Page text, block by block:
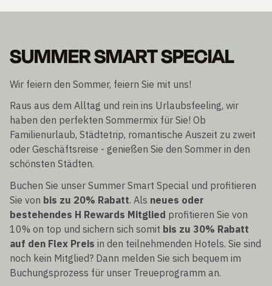
SUMMER SMART SPECIAL
Wir feiern den Sommer, feiern Sie mit uns!
Raus aus dem Alltag und rein ins Urlaubsfeeling, wir
haben den perfekten Sommermix für Sie! Ob
Familienurlaub, Städtetrip, romantische Auszeit zu zweit
oder Geschäftsreise - genießen Sie den Sommer in den
schönsten Städten.
Buchen Sie unser Summer Smart Special und profitieren
Sie von bis zu 20% Rabatt. Als neues oder
bestehendes H Rewards Mitglied profitieren Sie von
10% on top und sichern sich somit bis zu 30% Rabatt
auf den Flex Preis in den teilnehmenden Hotels. Sie sind
noch kein Mitglied? Dann melden Sie sich bequem im
Buchungsprozess für unser Treueprogramm an.